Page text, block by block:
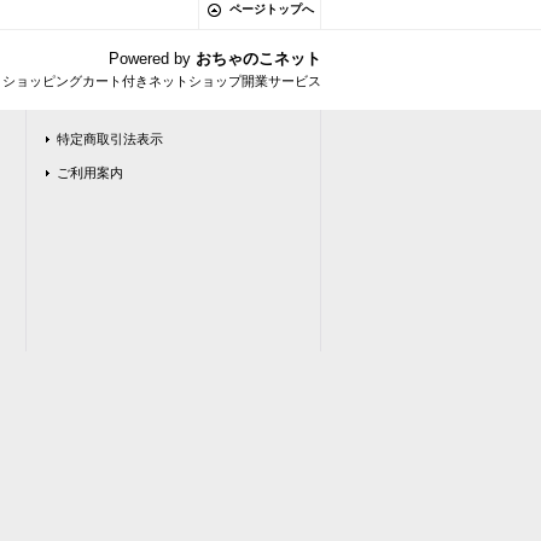
ページトップへ
Powered by おちゃのこネット
ョッピングカート付きネットショップ開業サービス
特定商取引法表示
ご利用案内